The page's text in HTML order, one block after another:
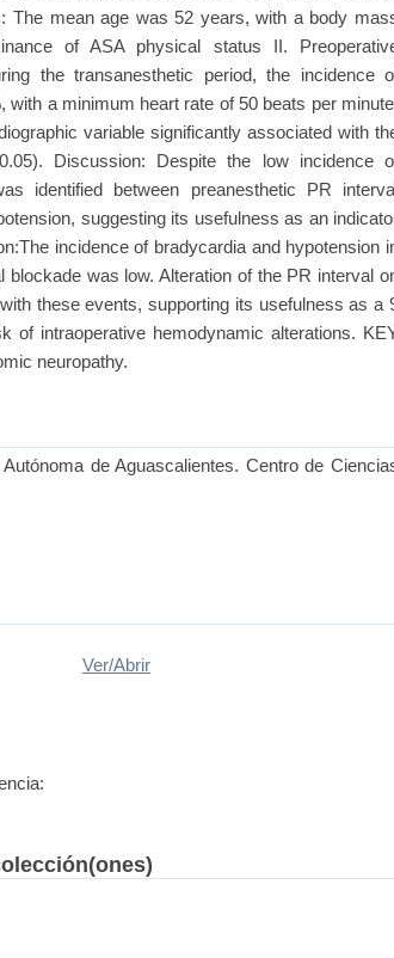
The mean age was 52 years, with a body
of ASA physical status II.
the transanesthetic period, the incidence
a minimum heart rate of 50 beats per
variable significantly associated with
Discussion: Despite the low incidence
identified between preanesthetic PR
suggesting its usefulness as an
incidence of bradycardia and hypotension
was low. Alteration of the PR interval
these events, supporting its usefulness as a
of intraoperative hemodynamic alterations.
neuropathy.
de Aguascalientes. Centro de
Ver/Abrir